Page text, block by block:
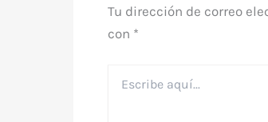
Tu dirección de correo
con *
aquí...